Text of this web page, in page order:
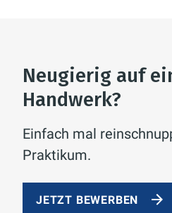
Neugierig auf
Handwerk?
Einfach mal
Praktikum.
JETZT BEWERBEN